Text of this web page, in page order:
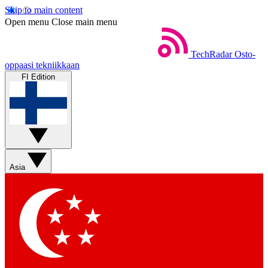
Skip to main content
Open menu Close main menu
TechRadar Osto-
oppaasi tekniikkaan
FI Edition
Asia